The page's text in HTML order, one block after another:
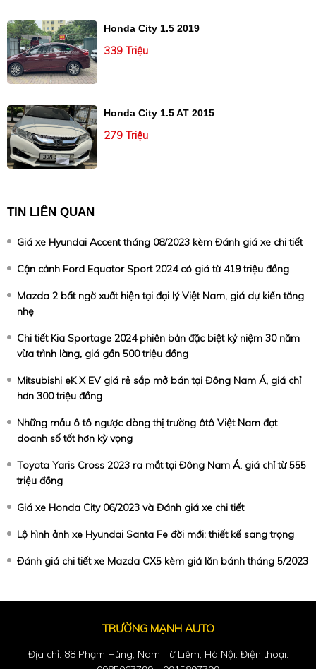
Honda City 1.5 2019
339 Triệu
Honda City 1.5 AT 2015
279 Triệu
TIN LIÊN QUAN
Giá xe Hyundai Accent tháng 08/2023 kèm Đánh giá xe chi tiết
Cận cảnh Ford Equator Sport 2024 có giá từ 419 triệu đồng
Mazda 2 bất ngờ xuất hiện tại đại lý Việt Nam, giá dự kiến tăng
nhẹ
Chi tiết Kia Sportage 2024 phiên bản đặc biệt kỷ niệm 30 năm
vừa trình làng, giá gần 500 triệu đồng
Mitsubishi eK X EV giá rẻ sắp mở bán tại Đông Nam Á, giá chỉ
hơn 300 triệu đồng
Những mẫu ô tô ngược dòng thị trường ôtô Việt Nam đạt
doanh số tốt hơn kỳ vọng
Toyota Yaris Cross 2023 ra mắt tại Đông Nam Á, giá chỉ từ 555
triệu đồng
Giá xe Honda City 06/2023 và Đánh giá xe chi tiết
Lộ hình ảnh xe Hyundai Santa Fe đời mới: thiết kế sang trọng
Đánh giá chi tiết xe Mazda CX5 kèm giá lăn bánh tháng 5/2023
TRƯỜNG MẠNH AUTO
Địa chỉ: 88 Phạm Hùng, Nam Từ Liêm, Hà Nội. Điện thoại: